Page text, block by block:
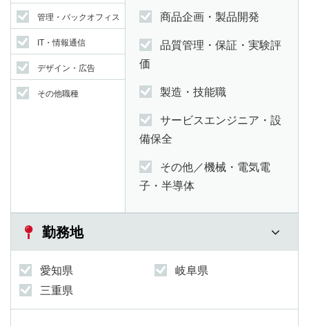
管理・バックオフィス
IT・情報通信
デザイン・広告
その他職種
商品企画・製品開発
品質管理・保証・実験評
価
製造・技能職
サービスエンジニア・設
備保全
その他／機械・電気電
子・半導体
勤務地
愛知県
岐阜県
三重県